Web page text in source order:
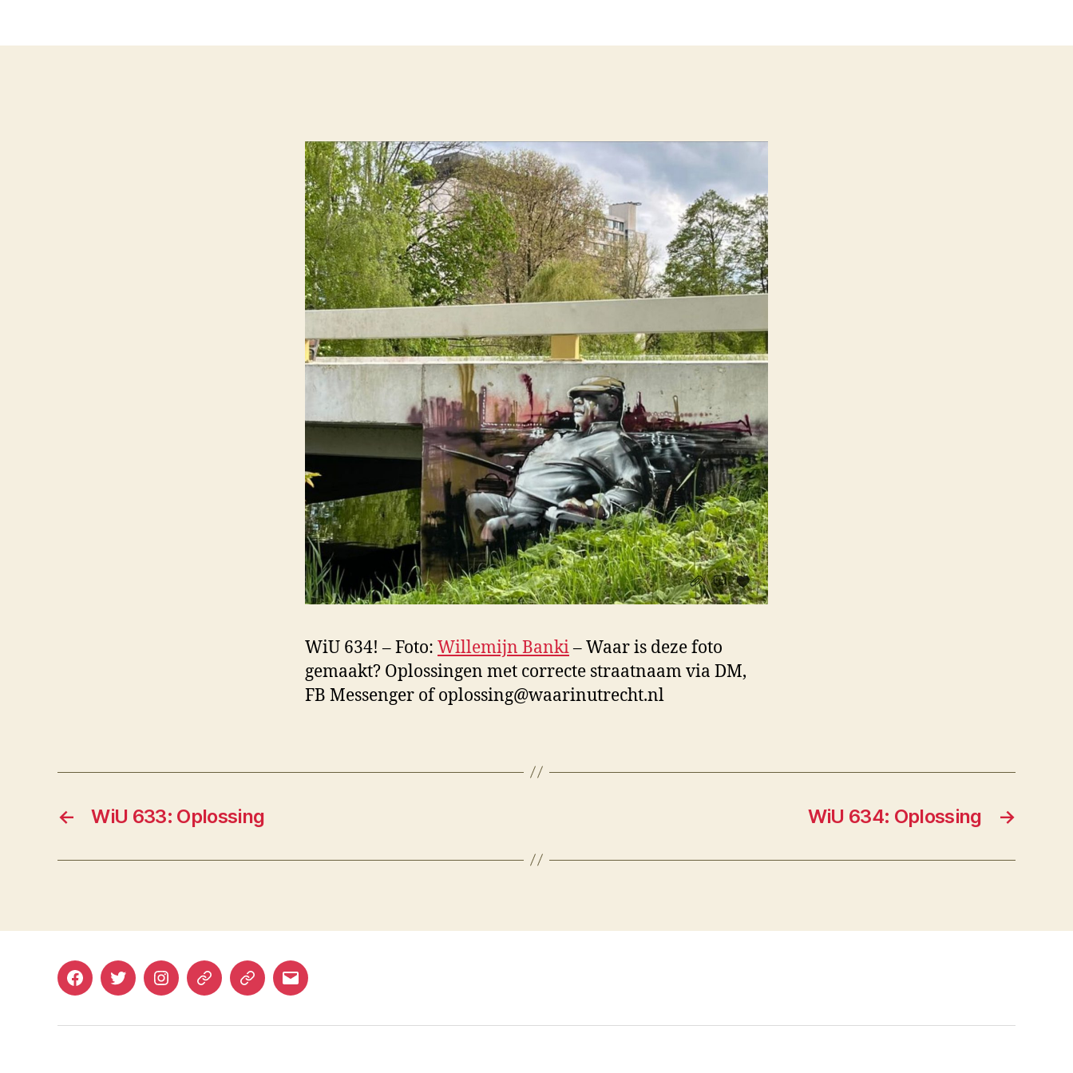
WiU 634! – Foto: Willemijn Banki– Waar is deze foto
gemaakt? Oplossingen met correcte straatnaam via DM,
FB Messenger of oplossing@waarinutrecht.nl
← WiU 633: Oplossing →
WiU 634: Oplossing
FacebookTwitterInstagramMastodonBlueskyE-